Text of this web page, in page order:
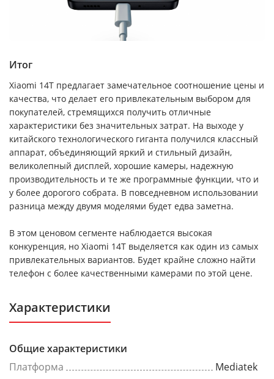
Итог
Xiaomi 14T предлагает замечательное соотношение цены и
качества, что делает его привлекательным выбором для
покупателей, стремящихся получить отличные
характеристики без значительных затрат. На выходе у
китайского технологического гиганта получился классный
аппарат, объединяющий яркий и стильный дизайн,
великолепный дисплей, хорошие камеры, надежную
производительность и те же программные функции, что и
у более дорогого собрата. В повседневном использовании
разница между двумя моделями будет едва заметна.
В этом ценовом сегменте наблюдается высокая
конкуренция, но Xiaomi 14T выделяется как один из самых
привлекательных вариантов. Будет крайне сложно найти
телефон с более качественными камерами по этой цене.
Характеристики
Общие характеристики
Платформа
Mediatek